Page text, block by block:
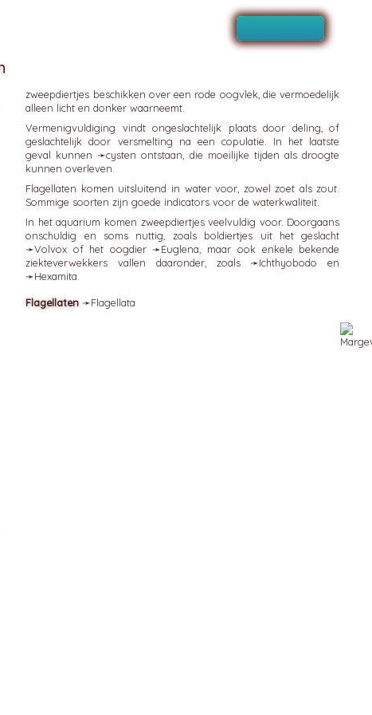
zweepdiertjes beschikken over een rode oogvlek, die vermoedelijk
alleen licht en donker waarneemt.
Vermenigvuldiging vindt ongeslachtelijk plaats door deling, of
geslachtelijk door versmelting na een copulatie. In het laatste
geval kunnen ➛cysten ontstaan, die moeilijke tijden als droogte
kunnen overleven.
Flagellaten komen uitsluitend in water voor, zowel zoet als zout.
Sommige soorten zijn goede indicators voor de waterkwaliteit.
In het aquarium komen zweepdiertjes veelvuldig voor. Doorgaans
onschuldig en soms nuttig, zoals boldiertjes uit het geslacht
➛Volvox of het oogdier ➛Euglena , maar ook enkele bekende
ziekteverwekkers vallen daaronder, zoals ➛Ichthyobodo en
➛Hexamita
Flagellaten ➛Flagellata